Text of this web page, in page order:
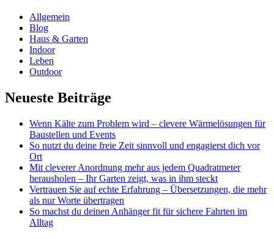
Allgemein
Blog
Haus & Garten
Indoor
Leben
Outdoor
Neueste Beiträge
Wenn Kälte zum Problem wird – clevere Wärmelösungen für
Baustellen und Events
So nutzt du deine freie Zeit sinnvoll und engagierst dich vor
Ort
Mit cleverer Anordnung mehr aus jedem Quadratmeter
herausholen – Ihr Garten zeigt, was in ihm steckt
Vertrauen Sie auf echte Erfahrung – Übersetzungen, die mehr
als nur Worte übertragen
So machst du deinen Anhänger fit für sichere Fahrten im
Alltag